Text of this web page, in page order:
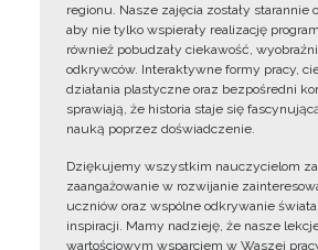
regionu. Nasze zajęcia zostały starannie
aby nie tylko wspierały realizację
również pobudzały ciekawość,
odkrywców. Interaktywne formy pracy,
działania plastyczne oraz bezpośredni
sprawiają, że historia staje się
nauką poprzez doświadczenie.
Dziękujemy wszystkim nauczycielom
zaangażowanie w rozwijanie
uczniów oraz wspólne odkrywanie
inspiracji. Mamy nadzieję, że nasze
wartościowym wsparciem w Waszej